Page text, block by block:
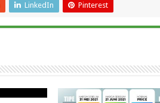
LinkedIn Pinterest